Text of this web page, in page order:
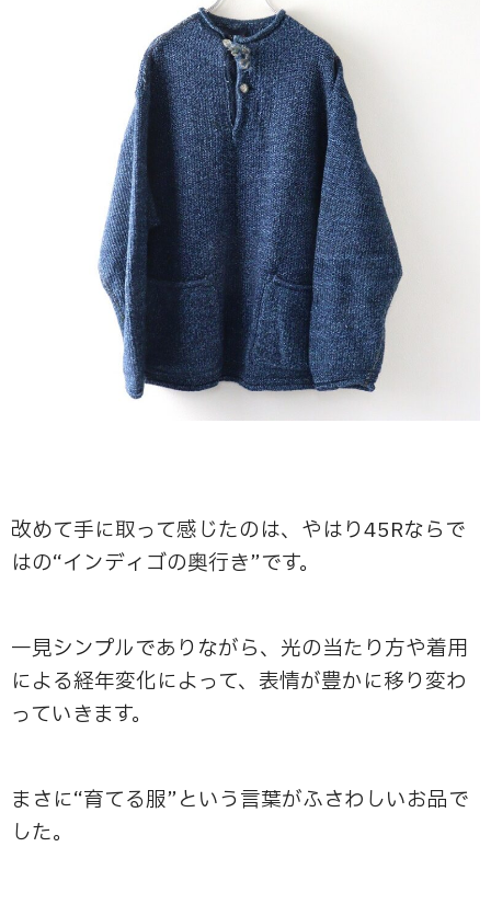
改めて手に取って感じたのは、やはり45Rならで
はの“インディゴの奥行き”です。
一見シンプルでありながら、光の当たり方や着用
による経年変化によって、表情が豊かに移り変わ
っていきます。
まさに“育てる服”という言葉がふさわしいお品で
した。